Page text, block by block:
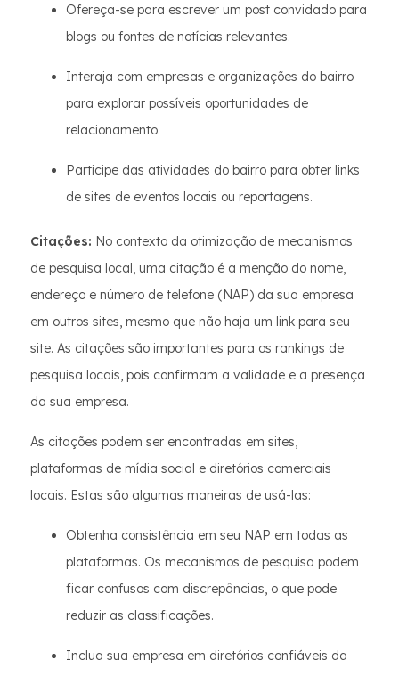
Ofereça-se para escrever um post convidado para
blogs ou fontes de notícias relevantes.
Interaja com empresas e organizações do bairro
para explorar possíveis oportunidades de
relacionamento.
Participe das atividades do bairro para obter links
de sites de eventos locais ou reportagens.
Citações: No contexto da otimização de mecanismos
de pesquisa local, uma citação é a menção do nome,
endereço e número de telefone (NAP) da sua empresa
em outros sites, mesmo que não haja um link para seu
site. As citações são importantes para os rankings de
pesquisa locais, pois confirmam a validade e a presença
da sua empresa.
As citações podem ser encontradas em sites,
plataformas de mídia social e diretórios comerciais
locais. Estas são algumas maneiras de usá-las:
Obtenha consistência em seu NAP em todas as
plataformas. Os mecanismos de pesquisa podem
ficar confusos com discrepâncias, o que pode
reduzir as classificações.
Inclua sua empresa em diretórios confiáveis da